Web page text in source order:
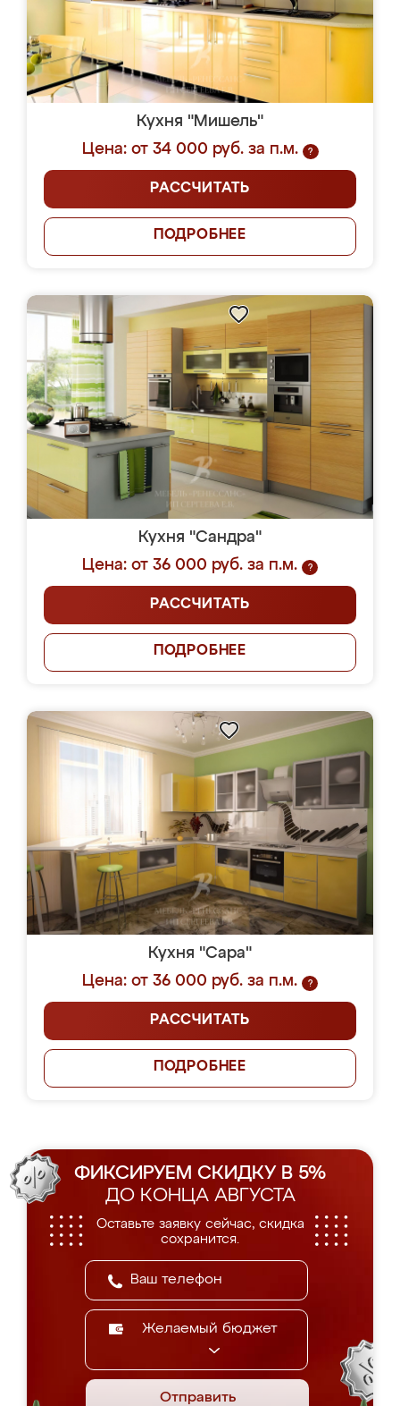
Кухня "Мишель"
Цена: от 34 000 руб. за п.м.
?
РАССЧИТАТЬ
ПОДРОБНЕЕ
Кухня "Сандра"
Цена: от 36 000 руб. за п.м.
?
РАССЧИТАТЬ
ПОДРОБНЕЕ
Кухня "Сара"
Цена: от 36 000 руб. за п.м.
?
РАССЧИТАТЬ
ПОДРОБНЕЕ
ФИКСИРУЕМ СКИДКУ В 5%
ДО КОНЦА АВГУСТА
Оставьте заявку сейчас, скидка
сохранится.
Желаемый бюджет
Отправить